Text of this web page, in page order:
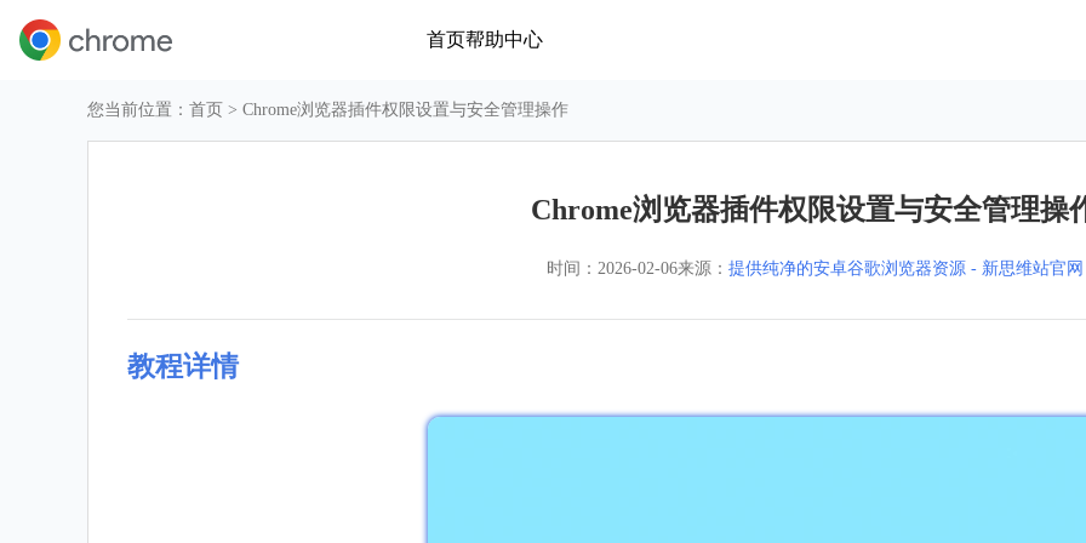
首页帮助中心
您当前位置： 首页 > Chrome浏览器插件权限设置与安全管理操作
Chrome浏览器插件权限设置与安全管理操
时间： 2026-02-06来源： 提供纯净的安卓谷歌浏览器资源 - 新思维站官网
教程详情